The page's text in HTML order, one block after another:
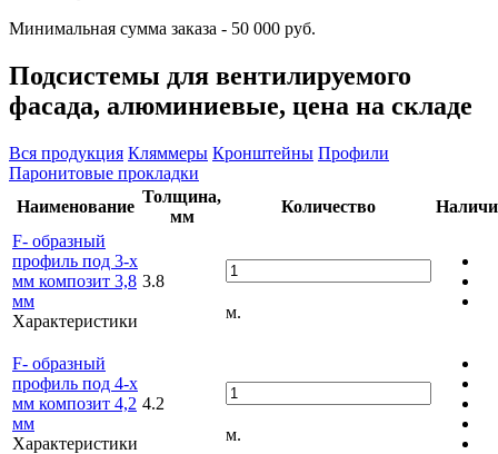
Минимальная сумма заказа - 50 000 руб.
Подсистемы для вентилируемого
фасада, алюминиевые, цена на складе
Вся продукция Кляммеры Кронштейны Профили
Паронитовые прокладки
Наименование
Толщина,
мм
Количество
F- образный
профиль под 3-х
мм композит 3,8
мм
Характеристики
3.8
м.
F- образный
профиль под 4-х
мм композит 4,2
мм
Характеристики
4.2
м.